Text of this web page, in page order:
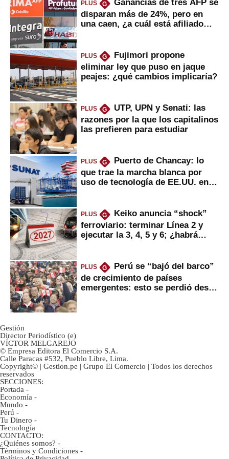
PLUS G
Ganancias de tres AFP se
disparan más de 24%, pero en
una caen, ¿a cuál está afiliado
PLUS G
Fujimori propone
eliminar ley que puso en jaque
peajes: ¿qué cambios implicaría?
PLUS G
UTP, UPN y Senati: las
razones por la que los capitalinos
las prefieren para estudiar
PLUS G
Puerto de Chancay: lo
que trae la marcha blanca por
uso de tecnología de EE.UU. en
PLUS G
Keiko anuncia “shock”
ferroviario: terminar Línea 2 y
ejecutar la 3, 4, 5 y 6; ¿habrá
PLUS G
Perú se “bajó del barco”
de crecimiento de países
emergentes: esto se perdió desde
Gestión
Director Periodístico (e)
VÍCTOR MELGAREJO
© Empresa Editora El Comercio S.A.
Calle Paracas #532, Pueblo Libre, Lima.
Copyright© | Gestion.pe | Grupo El Comercio | Todos los derechos
reservados
SECCIONES:
Portada -
Economía -
Mundo -
Perú -
Tu Dinero -
Tecnología
CONTACTO:
¿Quiénes somos? -
Términos y Condiciones -